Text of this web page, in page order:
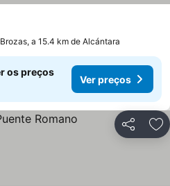
Brozas, a 15.4 km de Alcántara
os preços
Ver preços
Partilhar